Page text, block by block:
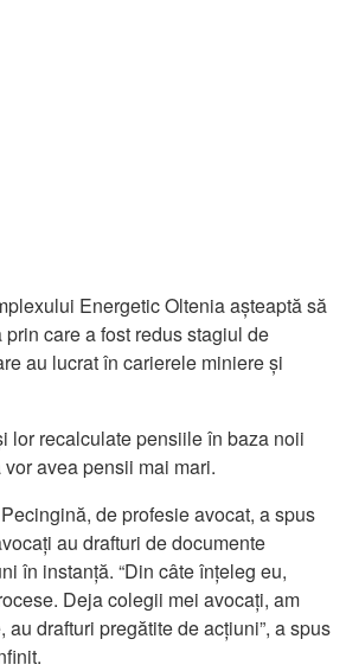
Energetic Oltenia așteaptă să
care a fost redus stagiul de
au lucrat în carierele miniere și
lor recalculate pensiile în baza noii
avea pensii mai mari.
de profesie avocat, a spus
au drafturi de documente
în instanță. “Din câte înțeleg eu,
Deja colegii mei avocați, am
au drafturi pregătite de acțiuni”, a spus